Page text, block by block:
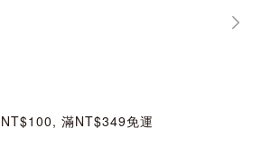
滿NT$349免運